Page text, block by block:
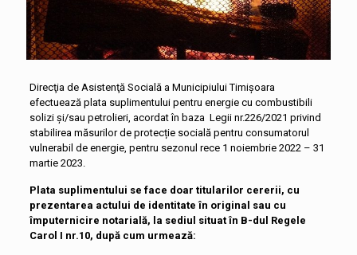
Direcţia de Asistenţă Socială a Municipiului Timişoara
efectuează plata suplimentului pentru energie cu combustibili
solizi şi/sau petrolieri, acordat în baza Legii nr.226/2021 privind
stabilirea măsurilor de protecție socială pentru consumatorul
vulnerabil de energie, pentru sezonul rece 1 noiembrie 2022 – 31
martie 2023.
Plata suplimentului se face doar titularilor cererii, cu
prezentarea actului de identitate în original sau cu
împuternicire notarială, la sediul situat în B-dul Regele
Carol I nr.10, după cum urmează: